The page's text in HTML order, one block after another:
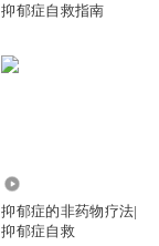
抑郁症自救指南
抑郁症的非药物疗法|
抑郁症自救